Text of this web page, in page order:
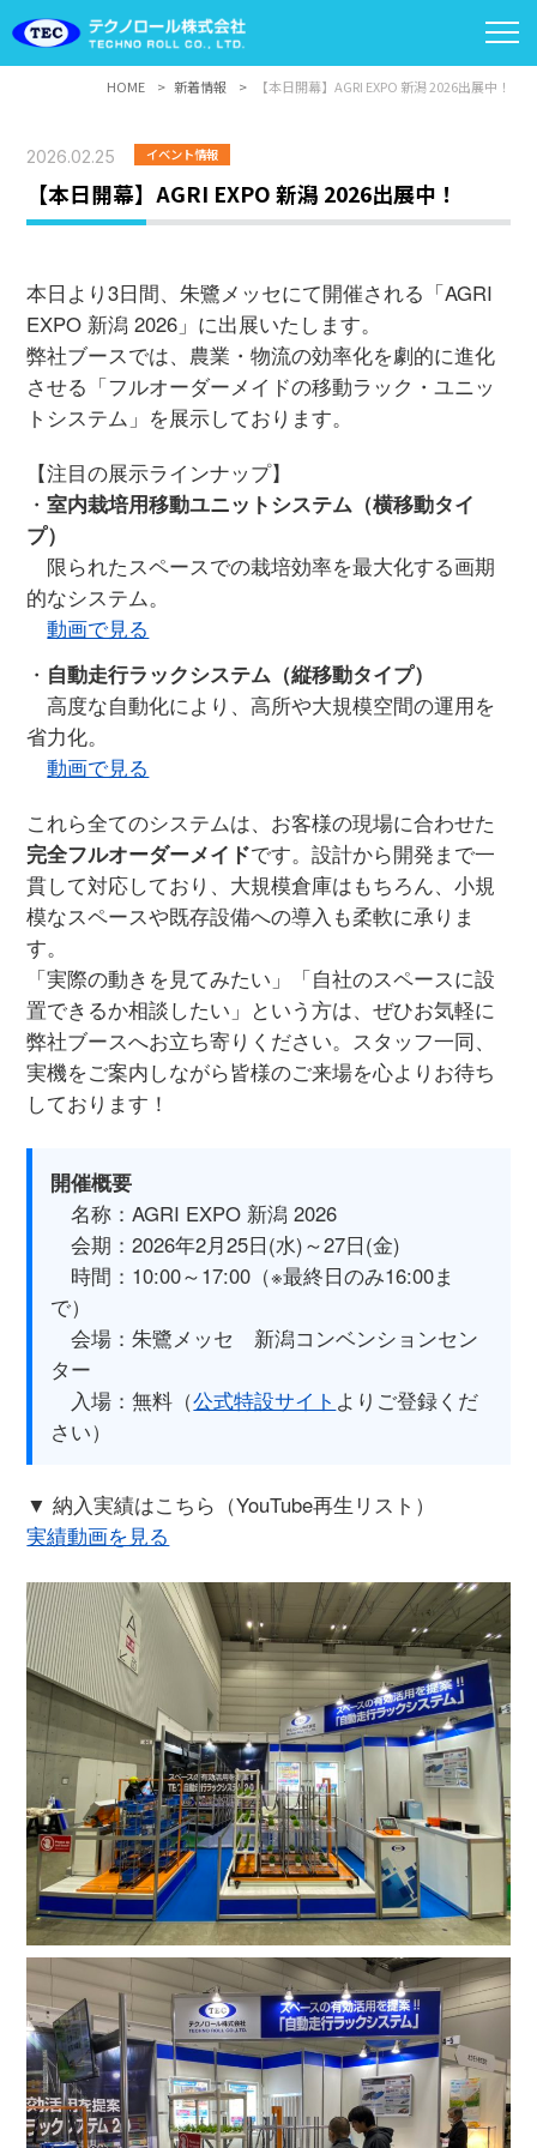
HOME 新着情報 【本日開幕】AGRI EXPO 新潟 2026出展中！
2026.02.25 イベント情報
【本日開幕】AGRI EXPO 新潟 2026出展中！
本日より3日間、朱鷺メッセにて開催される「AGRI
EXPO 新潟 2026」に出展いたします。
弊社ブースでは、農業・物流の効率化を劇的に進化
させる「フルオーダーメイドの移動ラック・ユニッ
トシステム」を展示しております。
【注目の展示ラインナップ】
・室内栽培用移動ユニットシステム（横移動タイ
プ）
限られたスペースでの栽培効率を最大化する画期
的なシステム。
動画で見る
・ 自動走行ラックシステム（縦移動タイプ）
高度な自動化により、高所や大規模空間の運用を
省力化。
動画で見る
これら全てのシステムは、お客様の現場に合わせた
完全フルオーダーメイドです。設計から開発まで一
貫して対応しており、大規模倉庫はもちろん、小規
模なスペースや既存設備への導入も柔軟に承りま
す。
「実際の動きを見てみたい」「自社のスペースに設
置できるか相談したい」という方は、ぜひお気軽に
弊社ブースへお立ち寄りください。スタッフ一同、
実機をご案内しながら皆様のご来場を心よりお待ち
しております！
開催概要
名称：AGRI EXPO 新潟 2026
会期：2026年2月25日(水)～27日(金)
時間：10:00～17:00（※最終日のみ16:00ま
で）
会場：朱鷺メッセ 新潟コンベンションセン
ター
入場：無料（公式特設サイト よりご登録くだ
さい）
▼ 納入実績はこちら（YouTube再生リスト）
実績動画を見る